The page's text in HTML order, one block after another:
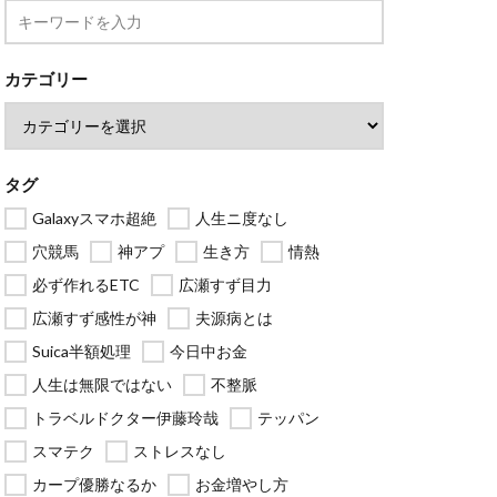
カテゴリー
タグ
Galaxyスマホ超絶
人生ニ度なし
穴競馬
神アプ 生き方
情熱
必ず作れるETC
広瀬すず目力
広瀬すず感性が神
夫源病とは
Suica半額処理
今日中お金
人生は無限ではない
不整脈
トラベルドクター伊藤玲哉
テッパン
スマテク
ストレスなし
カープ優勝なるか
お金増やし方